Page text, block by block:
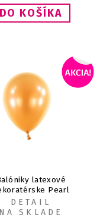
latexové
Pearl
12 cm, 100 ks
DETAIL
NA SKLADE